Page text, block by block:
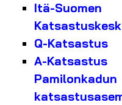
Itä-Suomen
Q-Katsastus
A-Katsastus
Pamilonkadun